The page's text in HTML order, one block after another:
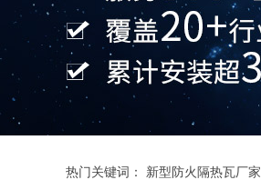
热门关键词： 新型防火隔热瓦厂家